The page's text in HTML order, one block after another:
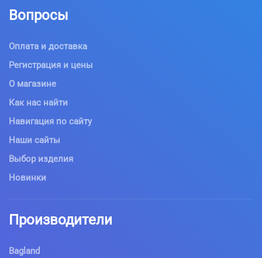
Вопросы
Оплата и доставка
Регистрация и цены
О магазине
Как нас найти
Навигация по сайту
Наши сайты
Выбор изделия
Новинки
Производители
Bagland